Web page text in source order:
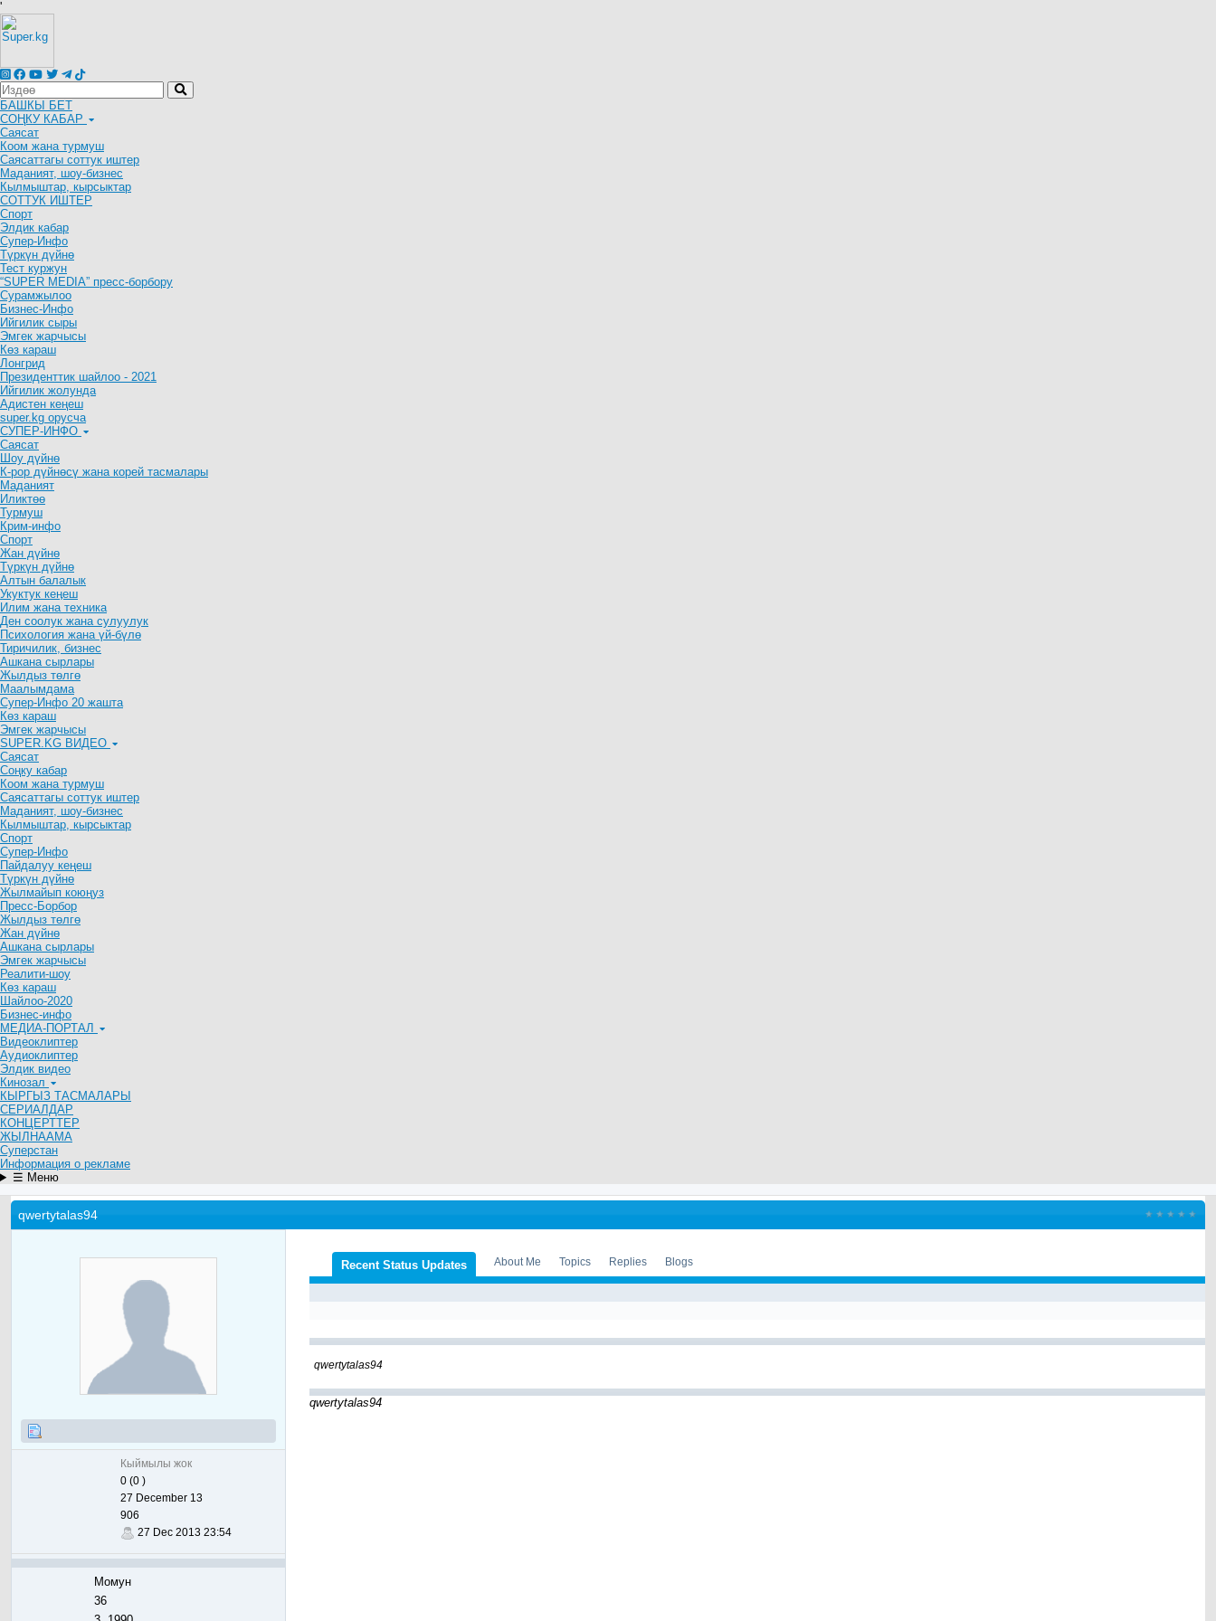
'
БАШКЫ БЕТ
СОҢКУ КАБАР
Саясат
Коом жана турмуш
Саясаттагы соттук иштер
Маданият, шоу-бизнес
Кылмыштар, кырсыктар
СОТТУК ИШТЕР
Спорт
Элдик кабар
Супер-Инфо
Түркүн дүйнө
Тест куржун
“SUPER MEDIA” пресс-борбору
Сурамжылоо
Бизнес-Инфо
Ийгилик сыры
Эмгек жарчысы
Көз караш
Лонгрид
Президенттик шайлоо - 2021
Ийгилик жолунда
Адистен кеңеш
super.kg орусча
СУПЕР-ИНФО
Саясат
Шоу дүйнө
К-рор дүйнөсү жана корей тасмалары
Маданият
Иликтөө
Турмуш
Крим-инфо
Спорт
Жан дүйнө
Түркүн дүйнө
Алтын балалык
Укуктук кеӊеш
Илим жана техника
Ден соолук жана сулуулук
Психология жана үй-бүлө
Тиричилик, бизнес
Ашкана сырлары
Жылдыз төлгө
Маалымдама
Супер-Инфо 20 жашта
Көз караш
Эмгек жарчысы
SUPER.KG ВИДЕО
Саясат
Cоңку кабар
Коом жана турмуш
Саясаттагы соттук иштер
Маданият, шоу-бизнес
Кылмыштар, кырсыктар
Спорт
Супер-Инфо
Пайдалуу кеңеш
Түркүн дүйнө
Жылмайып коюңуз
Пресс-Борбор
Жылдыз төлгө
Жан дүйнө
Ашкана сырлары
Эмгек жарчысы
Реалити-шоу
Көз караш
Шайлоо-2020
Бизнес-инфо
МЕДИА-ПОРТАЛ
Видеоклиптер
Аудиоклиптер
Элдик видео
Кинозал
КЫРГЫЗ ТАСМАЛАРЫ
СЕРИАЛДАР
КОНЦЕРТТЕР
ЖЫЛНААМА
Суперстан
Информация о рекламе
☰ Меню
qwertytalas94
Кыймылы жок
0 (0 )
27 December 13
906
27 Dec 2013 23:54
Момун
36
Recent Status Updates About Me Topics Replies Blogs
qwertytalas94
qwertytalas94